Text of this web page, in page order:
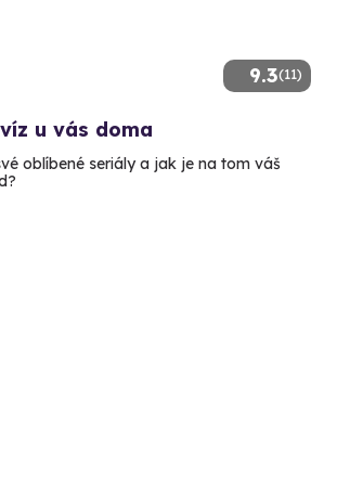
9.3(11)
u vás doma
oblíbené seriály a jak je na tom váš